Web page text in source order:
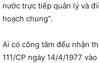
nước trực tiếp quản lý và
hoạch chung”.
Ai có công tâm đểu nhận
111/CP ngày 14/4/1977